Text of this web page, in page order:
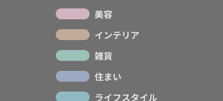
美容
インテリア
雑貨
住まい
ライフスタイル